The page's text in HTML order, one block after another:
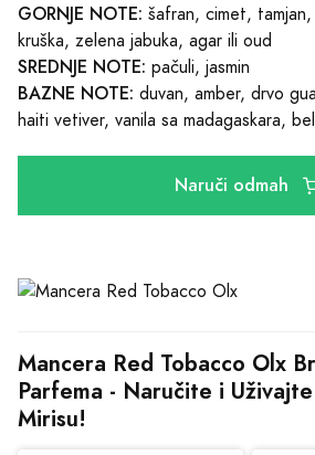
GORNJE NOTE: šafran, cimet,
kruška, zelena jabuka, agar ili oud
SREDNJE NOTE: pačuli, jasmin
BAZNE NOTE: duvan, amber, drvo
haiti vetiver, vanila sa madagaskara,
Naruči odmah
Mancera Red Tobacco Olx
Parfema - Naručite i
Mirisu!